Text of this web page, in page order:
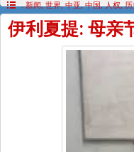
. 新闻,世界,中亚,中国,人权,历
伊利夏提: 母亲